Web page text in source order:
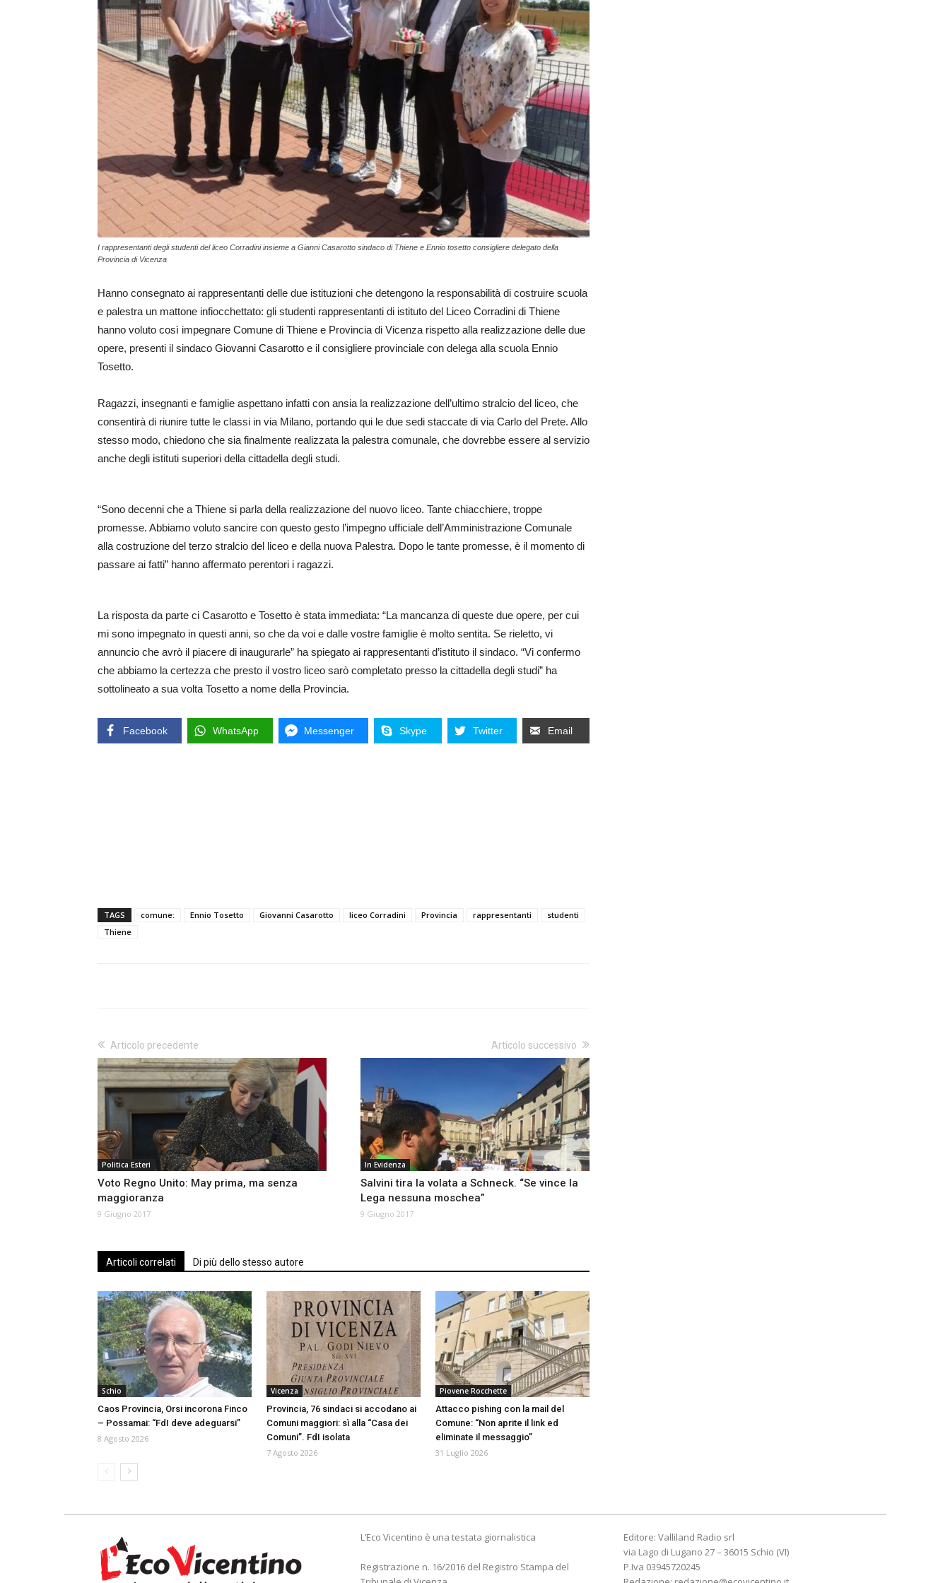
I rappresentanti degli studenti del liceo Corradini insieme a Gianni Casarotto sindaco di Thiene e Ennio tosetto consigliere delegato della
Provincia di Vicenza
Hanno consegnato ai rappresentanti delle due istituzioni che detengono la responsabilità di costruire scuola
e palestra un mattone infiocchettato: gli studenti rappresentanti di istituto del Liceo Corradini di Thiene
hanno voluto così impegnare Comune di Thiene e Provincia di Vicenza rispetto alla realizzazione delle due
opere, presenti il sindaco Giovanni Casarotto e il consigliere provinciale con delega alla scuola Ennio
Tosetto.
Ragazzi, insegnanti e famiglie aspettano infatti con ansia la realizzazione dell’ultimo stralcio del liceo, che
consentirà di riunire tutte le classi in via Milano, portando qui le due sedi staccate di via Carlo del Prete. Allo
stesso modo, chiedono che sia finalmente realizzata la palestra comunale, che dovrebbe essere al servizio
anche degli istituti superiori della cittadella degli studi.
“Sono decenni che a Thiene si parla della realizzazione del nuovo liceo. Tante chiacchiere, troppe
promesse. Abbiamo voluto sancire con questo gesto l’impegno ufficiale dell’Amministrazione Comunale
alla costruzione del terzo stralcio del liceo e della nuova Palestra. Dopo le tante promesse, è il momento di
passare ai fatti” hanno affermato perentori i ragazzi.
La risposta da parte ci Casarotto e Tosetto è stata immediata: “La mancanza di queste due opere, per cui
mi sono impegnato in questi anni, so che da voi e dalle vostre famiglie è molto sentita. Se rieletto, vi
annuncio che avrò il piacere di inaugurarle” ha spiegato ai rappresentanti d’istituto il sindaco. “Vi confermo
che abbiamo la certezza che presto il vostro liceo sarò completato presso la cittadella degli studi” ha
sottolineato a sua volta Tosetto a nome della Provincia.
Facebook WhatsApp Messenger Skype Twitter Email
TAGS comune: Ennio Tosetto Giovanni Casarotto liceo Corradini Provincia rappresentanti
studenti
Thiene
Articolo precedente
Politica Esteri
Voto Regno Unito: May prima, ma senza
maggioranza
9 Giugno 2017
Articolo successivo
In Evidenza
Salvini tira la volata a Schneck. “Se vince la
Lega nessuna moschea”
9 Giugno 2017
Articoli correlati Di più dello stesso autore
Schio
Caos Provincia, Orsi incorona Finco
– Possamai: “FdI deve adeguarsi”
8 Agosto 2026
Vicenza
Provincia, 76 sindaci si accodano ai
Comuni maggiori: sì alla “Casa dei
Comuni”. FdI isolata
7 Agosto 2026
Piovene Rocchette
Attacco pishing con la mail del
Comune: “Non aprite il link ed
eliminate il messaggio”
31 Luglio 2026
L’Eco Vicentino è una testata giornalistica
Registrazione n. 16/2016 del Registro Stampa del
Editore: Valliland Radio srl
via Lago di Lugano 27 – 36015 Schio (VI)
P.Iva 03945720245